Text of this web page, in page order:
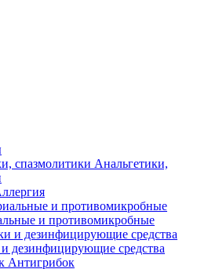
Анальгетики,
и противомикробные
дезинфицирующие средства
Антигрибок